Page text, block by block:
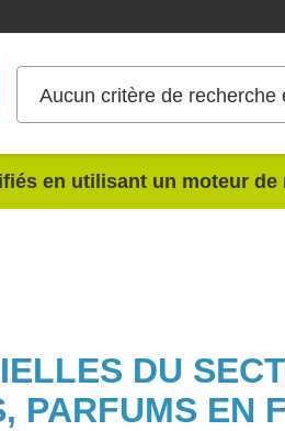
Aucun critère de recherche
en utilisant un moteur
DU
PARFUMS EN